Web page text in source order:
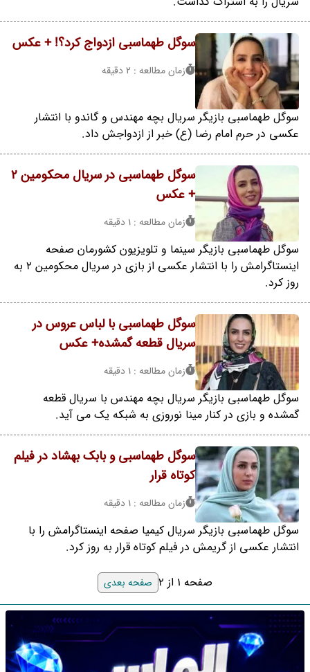
سوگل طهماسبی ازدواج کرد؟! + عکس
زمان مطالعه : 2 دقیقه
سوگل طهماسبی بازیگر سریال بچه مهندس و گاندو با انتشار
عکسی در حرم امام رضا (ع) خبر از ازدواجش داد.
سوگل طهماسبی در سریال محکومین 2
+ عکس
زمان مطالعه : 1 دقیقه
سوگل طهماسبی بازیگر سینما و تلویزیون کشورمان صفحه
اینستاگرامش را با انتشار عکسی از بازی در سریال محکومین 2 به
روز کرد.
سوگل طهماسبی با لباس عروس در
سریال قطعه گمشده+ عکس
زمان مطالعه : 1 دقیقه
سوگل طهماسبی بازیگر سریال بچه مهندس با سریال قطعه
گمشده و بازی در کنار مینا نوروزی به شبکه یک می آید.
سوگل طهماسبی و بابک بهشاد در فیلم
کوتاه قرار
زمان مطالعه : 1 دقیقه
سوگل طهماسبی بازیگر سریال کیمیا صفحه اینستاگرامش را با
انتشار عکسی از گریمش در فیلم کوتاه قرار به روز کرد.
صفحه 1 از 2 صفحه بعدی